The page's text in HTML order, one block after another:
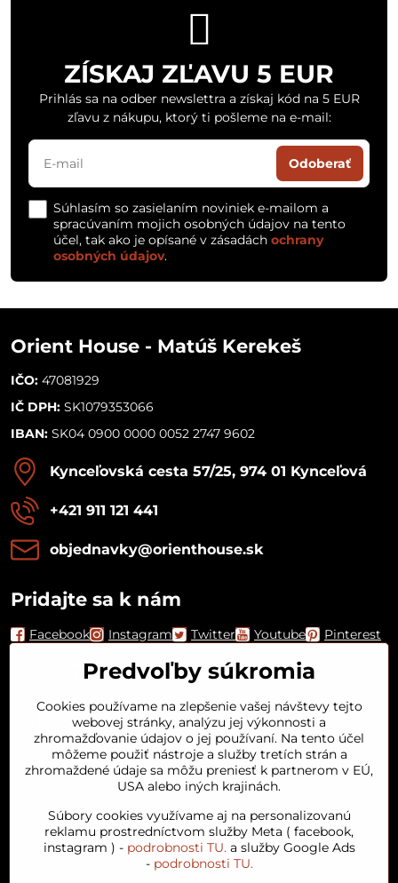
ZÍSKAJ ZĽAVU 5 EUR
Prihlás sa na odber newslettra a získaj kód na 5 EUR
zľavu z nákupu, ktorý ti pošleme na e-mail:
Odoberať
Súhlasím so zasielaním noviniek e-mailom a
spracúvaním mojich osobných údajov na tento
účel, tak ako je opísané v zásadách ochrany
osobných údajov.
Orient House - Matúš Kerekeš
IČO: 47081929
IČ DPH: SK1079353066
IBAN: SK04 0900 0000 0052 2747 9602
Kynceľovská cesta 57/25, 974 01 Kynceľová
+421 911 121 441
objednavky​@orienthouse​.sk
Pridajte sa k nám
Facebook Instagram Twitter Youtube Pinterest
Orient House
Arganový olej
Predvoľby súkromia
Cookies používame na zlepšenie vašej návštevy tejto
webovej stránky, analýzu jej výkonnosti a
zhromažďovanie údajov o jej používaní. Na tento účel
môžeme použiť nástroje a služby tretích strán a
zhromaždené údaje sa môžu preniesť k partnerom v EÚ,
USA alebo iných krajinách.
Súbory cookies využívame aj na personalizovanú
reklamu prostredníctvom služby Meta ( facebook,
instagram ) - podrobnosti TU.a služby Google Ads
- podrobnosti TU.